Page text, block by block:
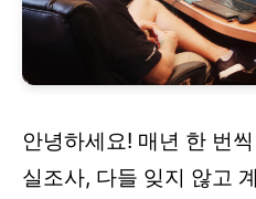
안녕하세요! 매년 한 번
실조사, 다들 잊지 않고